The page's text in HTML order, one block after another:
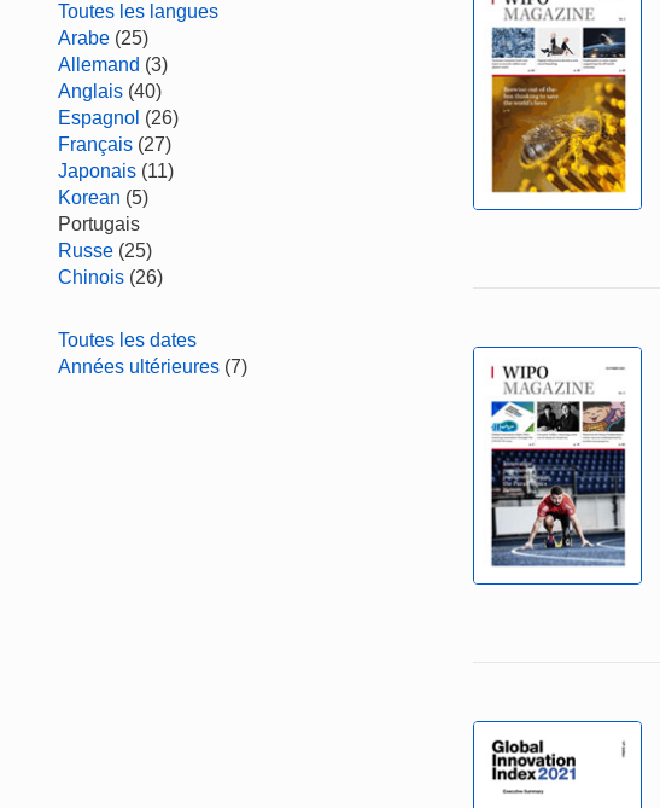
Toutes les langues
Arabe (25)
Allemand (3)
Anglais (40)
Espagnol (26)
Français (27)
Japonais (11)
Korean (5)
Portugais
Russe (25)
Chinois (26)
Toutes les dates
Années ultérieures (7)